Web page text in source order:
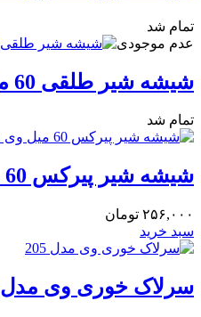
تمام شد
عدم موجودی
شیشه شیر طلقی 60 میل اونت Avent
تمام شد
شیشه شیر پیرکس 60 میل وی مدل302
۲۵۶,۰۰۰ تومان
سبد خرید
سرلاک خوری وی مدل 205